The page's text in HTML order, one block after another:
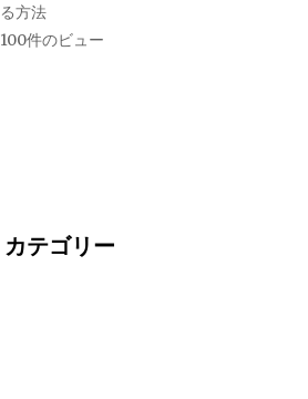
る方法
100件のビュー
カテゴリー